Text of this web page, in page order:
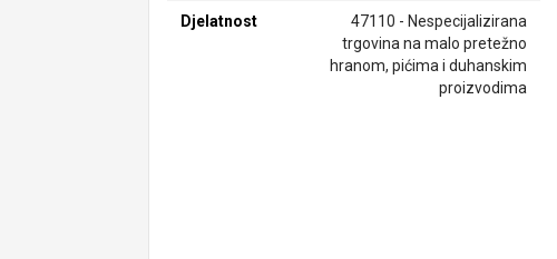
Djelatnost
47110 - Nespecijalizirana
trgovina na malo pretežno
hranom, pićima i duhanskim
proizvodima